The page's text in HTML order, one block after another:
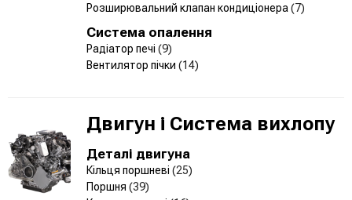
Розширювальний клапан кондиціонера (7)
Система опалення
Радіатор печі (9)
Вентилятор пічки (14)
Двигун і Система вихлопу
Деталі двигуна
Кільця поршневі (25)
Поршня (39)